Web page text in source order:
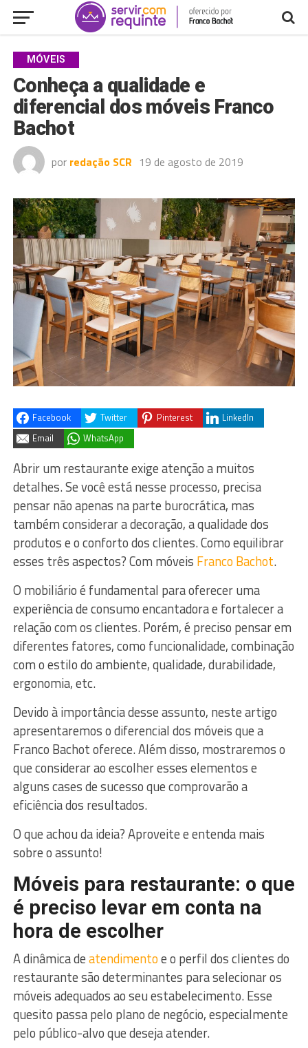
MÓVEIS
Conheça a qualidade e
diferencial dos móveis Franco
Bachot
por redação SCR 19 de agosto de 2019
Facebook Twitter Pinterest
LinkedIn
Email
WhatsApp
Abrir um restaurante exige atenção a muitos
detalhes. Se você está nesse processo, precisa
pensar não apenas na parte burocrática, mas
também considerar a decoração, a qualidade dos
produtos e o conforto dos clientes. Como equilibrar
esses três aspectos? Com móveis Franco Bachot.
O mobiliário é fundamental para oferecer uma
experiência de consumo encantadora e fortalecer a
relação com os clientes. Porém, é preciso pensar em
diferentes fatores, como funcionalidade, combinação
com o estilo do ambiente, qualidade, durabilidade,
ergonomia, etc.
Devido à importância desse assunto, neste artigo
apresentaremos o diferencial dos móveis que a
Franco Bachot oferece. Além disso, mostraremos o
que considerar ao escolher esses elementos e
alguns cases de sucesso que comprovarão a
eficiência dos resultados.
O que achou da ideia? Aproveite e entenda mais
sobre o assunto!
Móveis para restaurante: o que
é preciso levar em conta na
hora de escolher
A dinâmica deatendimentoe o perfil dos clientes do
restaurante são determinantes para selecionar os
móveis adequados ao seu estabelecimento. Esse
quesito passa pelo plano de negócio, especialmente
pelo público-alvo que deseja atender.